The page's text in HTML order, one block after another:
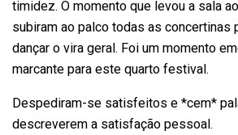
timidez. O momento que levou a sala
subiram ao palco todas as concertinas
dançar o vira geral. Foi um momento
marcante para este quarto festival.
Despediram-se satisfeitos e *cem*
descreverem a satisfação pessoal.